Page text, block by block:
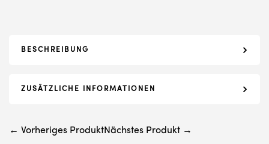
BESCHREIBUNG
ZUSÄTZLICHE INFORMATIONEN
← Vorheriges ProduktNächstes Produkt →